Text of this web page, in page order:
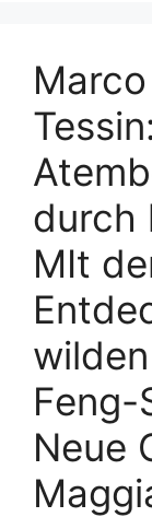
Tessin:
durch
MIt
Feng-
Neue